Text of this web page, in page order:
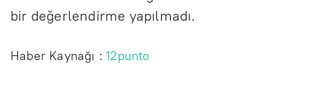
bir değerlendirme yapılmadı.
Haber Kaynağı :12punto